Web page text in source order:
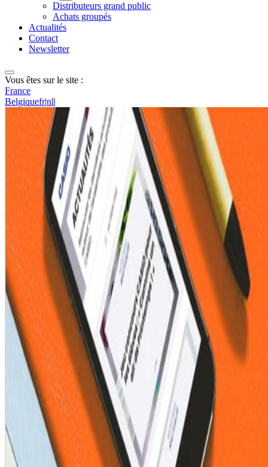
Distributeurs grand public
Achats groupés
Actualités
Contact
Newsletter
Vous êtes sur le site :
France
Belgiquefr|nl|